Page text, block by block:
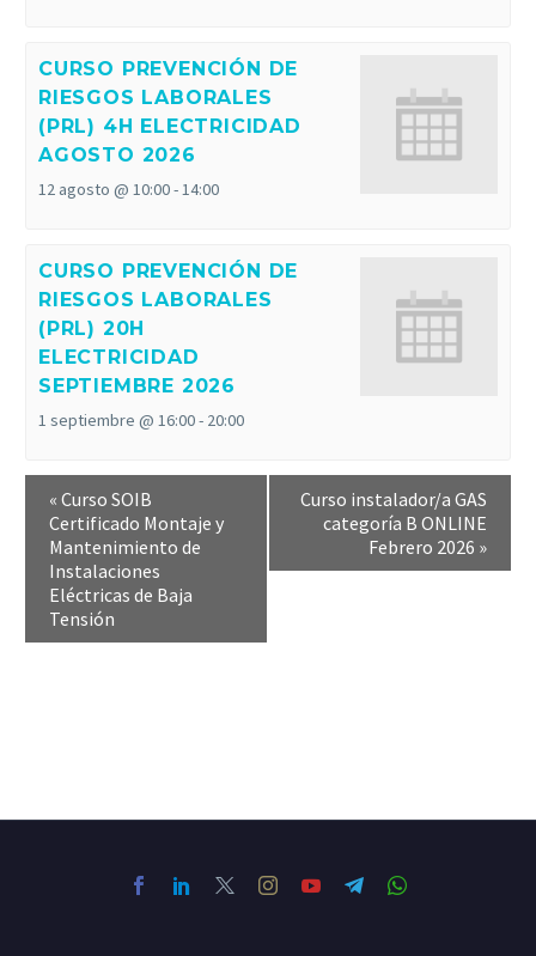
CURSO PREVENCIÓN DE
RIESGOS LABORALES
(PRL) 4H ELECTRICIDAD
AGOSTO 2026
12 agosto @ 10:00-14:00
CURSO PREVENCIÓN DE
RIESGOS LABORALES
(PRL) 20H
ELECTRICIDAD
SEPTIEMBRE 2026
1 septiembre @ 16:00- 20:00
« Curso SOIB
Certificado Montaje y
Mantenimiento de
Instalaciones
Eléctricas de Baja
Tensión
Curso instalador/a GAS
categoría B ONLINE
Febrero 2026 »